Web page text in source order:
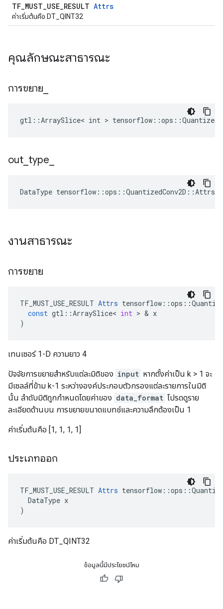
TF_MUST_USE_RESULT Attrs
ค่าเริ่มต้นคือ DT_QINT32
คุณลักษณะสาธารณะ
การขยาย
gtl::ArraySlice< int >
out type
DataType tensorflow ::ops ::QuantizedConv2D ::Attrs
งานสาธารณะ
การขยาย
TF_MUST_USE_RESULT Attrs tensorflow ::ops ::
const gtl ::ArraySlice< int > & x
)
เทนเซอร์ 1-D ความยาว 4
ปัจจัยการขยายสำหรับแต่ละมิติของ input หากตั้งค่าเป็น k > 1 จะ
มีเซลล์ที่ข้าม k-1 ระหว่างองค์ประกอบตัวกรองแต่ละรายการในมิติ
นั้น ลำดับมิติถูกกำหนดโดยค่าของ data_format โปรดดูราย
ละเอียดด้านบน การขยายขนาดแบทช์และความลึกต้องเป็น 1
ค่าเริ่มต้นคือ [1, 1, 1, 1]
ประเภทออก
TF_MUST_USE_RESULT Attrs
  DataType x
)
ค่าเริ่มต้นคือ DT_QINT32
ข้อมูลนี้มีประโยชน์ไหม